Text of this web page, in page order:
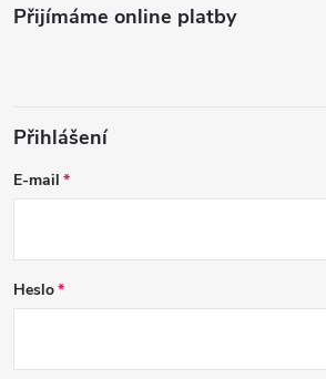
Přijímáme online platby
Přihlášení
E-mail
Heslo